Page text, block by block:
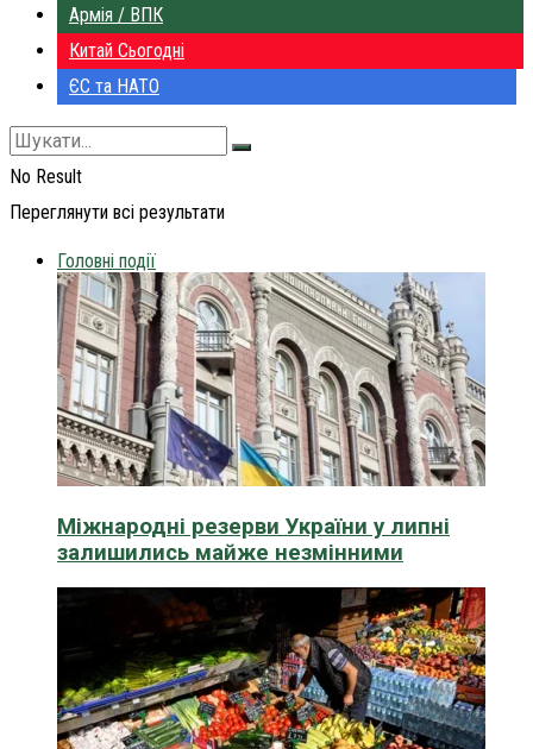
Армія / ВПК
Китай Сьогодні
ЄС та НАТО
No Result
Переглянути всі результати
Головні події
Міжнародні резерви України у липні
залишились майже незмінними